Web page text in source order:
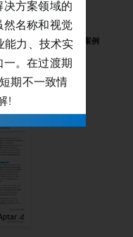
Nanopatch
案例
方案领域的
然名称和视觉
能力、技术实
一。在过渡期
期不一致情
!